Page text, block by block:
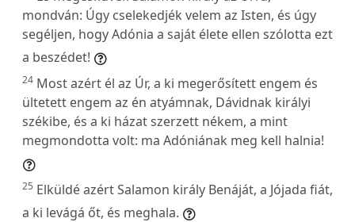
mondván: Úgy cselekedjék velem az Isten, és úgy
segéljen, hogy Adónia a saját élete ellen szólotta ezt
a beszédet!
24 Most azért él az Úr, a ki megerősített engem és
ültetett engem az én atyámnak, Dávidnak királyi
székibe, és a ki házat szerzett nékem, a mint
megmondotta volt: ma Adóniának meg kell halnia!
25 Elküldé azért Salamon király Benáját, a Jójada fiát,
a ki levágá őt, és meghala.